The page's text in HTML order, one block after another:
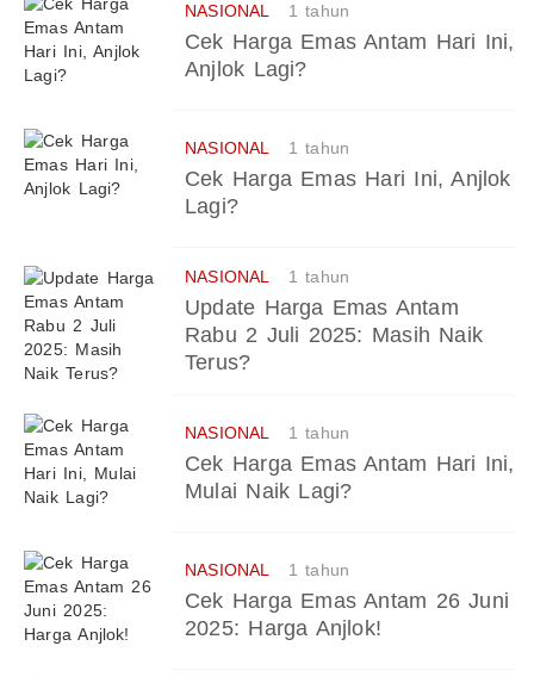
NASIONAL 1 tahun
Cek Harga Emas Antam Hari Ini,
Anjlok Lagi?
NASIONAL 1 tahun
Cek Harga Emas Hari Ini, Anjlok
Lagi?
NASIONAL 1 tahun
Update Harga Emas Antam
Rabu 2 Juli 2025: Masih Naik
Terus?
NASIONAL 1 tahun
Cek Harga Emas Antam Hari Ini,
Mulai Naik Lagi?
NASIONAL 1 tahun
Cek Harga Emas Antam 26 Juni
2025: Harga Anjlok!